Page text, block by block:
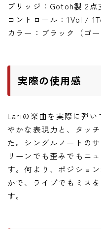
ブリッジ：Gotoh製 2点
コントロール：1Vol /
カラー：ブラック（ゴ
実際の使用感
Lariの楽曲を実際に弾
やかな表現力と、タッ
た。シングルノートの
リーンでも歪みでもニ
す。何より、ポジショ
かで、ライブでもミス
す。